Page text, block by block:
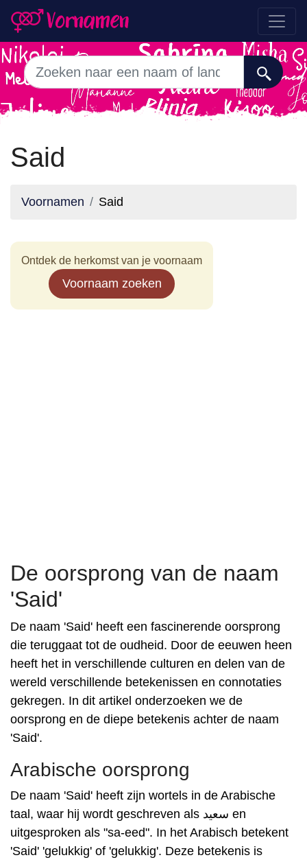
Said
Voornamen Said
Ontdek de herkomst van je voornaam
Voornaam zoeken
De oorsprong van de naam
'Said'
De naam 'Said' heeft een fascinerende oorsprong
die teruggaat tot de oudheid. Door de eeuwen heen
heeft het in verschillende culturen en delen van de
wereld verschillende betekenissen en connotaties
gekregen. In dit artikel onderzoeken we de
oorsprong en de diepe betekenis achter de naam
'Said'.
Arabische oorsprong
De naam 'Said' heeft zijn wortels in de Arabische
taal, waar hij wordt geschreven als سعيد en
uitgesproken als "sa-eed". In het Arabisch betekent
'Said' 'gelukkig' of 'gelukkig'. Deze betekenis is